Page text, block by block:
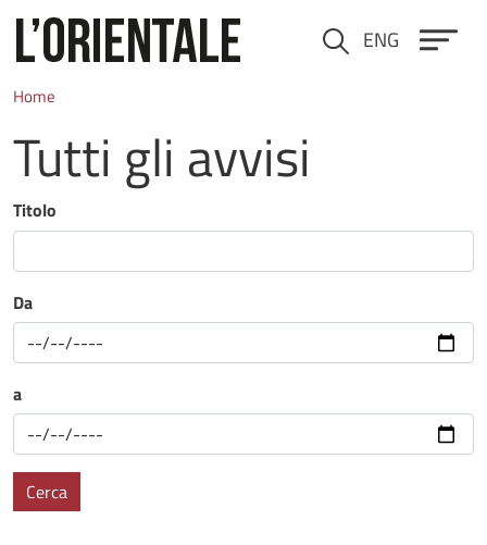
Cerca ENG
Home
Tutti gli avvisi
Titolo
Da
a
Cerca